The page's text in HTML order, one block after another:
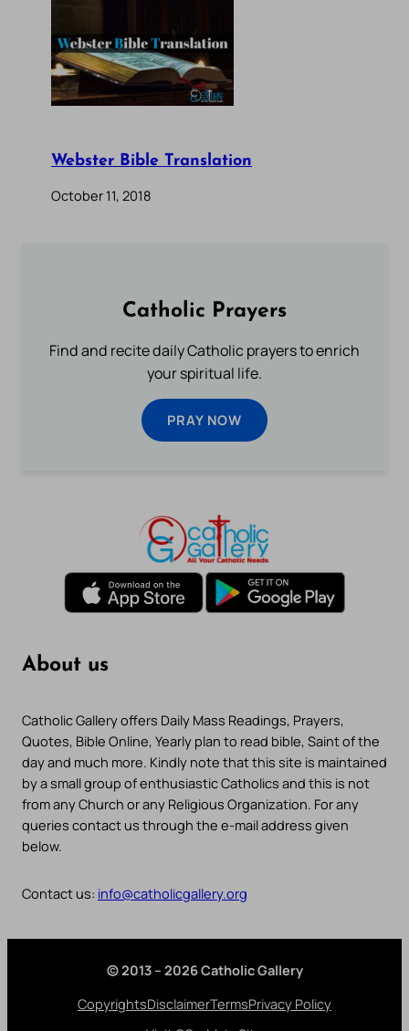
Webster Bible Translation
October 11, 2018
Catholic Prayers
Find and recite daily Catholic prayers to enrich
your spiritual life.
PRAY NOW
About us
Catholic Gallery offers Daily Mass Readings, Prayers,
Quotes, Bible Online, Yearly plan to read bible, Saint of the
day and much more. Kindly note that this site is maintained
by a small group of enthusiastic Catholics and this is not
from any Church or any Religious Organization. For any
queries contact us through the e-mail address given
below.
Contact us: info@catholicgallery.org
© 2013 – 2026 Catholic Gallery
CopyrightsDisclaimerTermsPrivacy Policy